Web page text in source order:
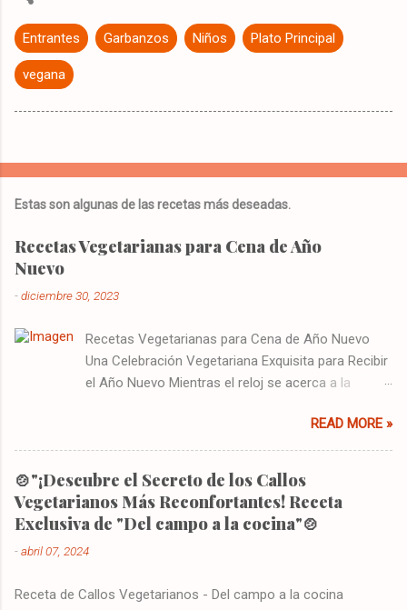
Entrantes Garbanzos Niños Plato Principal
vegana
Estas son algunas de las recetas más deseadas.
Recetas Vegetarianas para Cena de Año
Nuevo
-diciembre 30, 2023
Recetas Vegetarianas para Cena de Año Nuevo
Una Celebración Vegetariana Exquisita para Recibir
el Año Nuevo Mientras el reloj se acerca a la
desvanecen, nos reunimos con familiares y
amigos para despedir lo viejo y dar la bienvenida a
lo nuevo. En esta ocasión tan especial, es tradición
disfrutar de una cena que no solo deleite nuestros
paladares, sino que también refleje nuestras
esperanzas y deseos para el año venidero. Este
año, te invito a explorar un menú vegetariano para
prometedor como el futuro que estamos a punto
READ MORE »
🍲"¡Descubre el Secreto de los Callos
Vegetarianos Más Reconfortantes! Receta
Exclusiva de "Del campo a la cocina"🍲
-abril 07, 2024
Receta de Callos Vegetarianos - Del campo a la cocina